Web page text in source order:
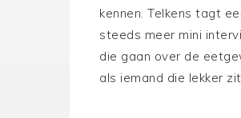
kennen. Telkens tagt
steeds meer mini
die gaan over de
als iemand die lekker